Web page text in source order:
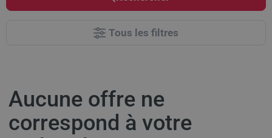
Tous les filtres
Aucune offre ne
correspond à votre